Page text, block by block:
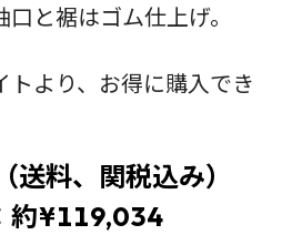
と裾はゴム仕上げ。
トより、お得に購入でき
送料、関税込み）
約¥119,034